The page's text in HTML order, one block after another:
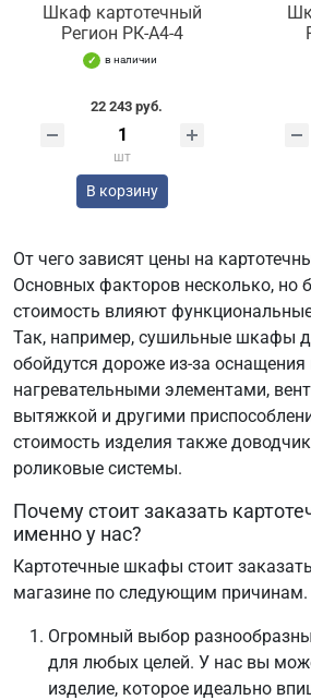
Шкаф картотечный
Регион РК-А4-4
в наличии
22 243 руб.
шт
В корзину
От чего зависят цены на
Основных факторов несколько, но
стоимость влияют
Так, например, сушильные шкафы
обойдутся дороже из-за оснащения
нагревательными элементами,
вытяжкой и другими
стоимость изделия также
роликовые системы.
Почему стоит заказать
именно у нас?
Картотечные шкафы стоит
магазине по следующим причинам.
Огромный выбор
для любых целей. У нас вы
изделие, которое идеально